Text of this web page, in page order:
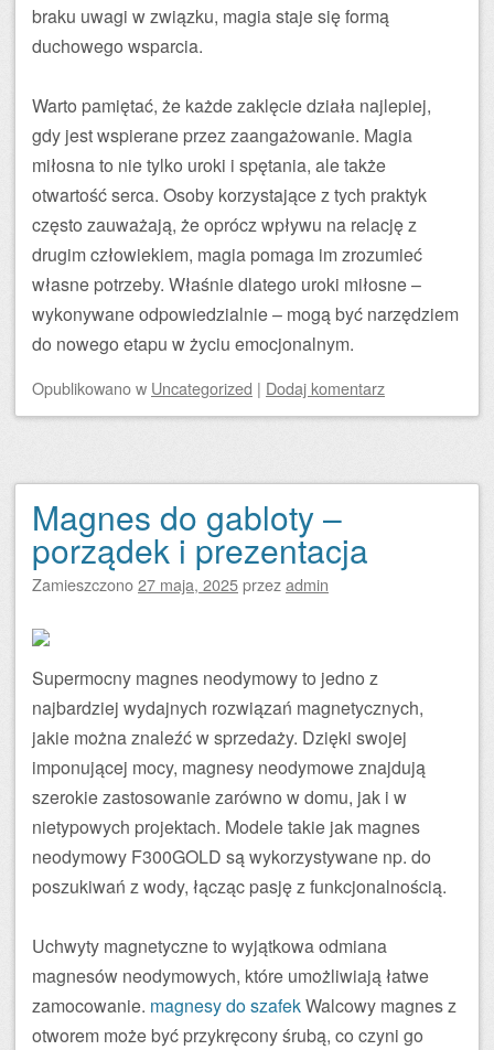
braku uwagi w związku, magia staje się formą
duchowego wsparcia.
Warto pamiętać, że każde zaklęcie działa najlepiej,
gdy jest wspierane przez zaangażowanie. Magia
miłosna to nie tylko uroki i spętania, ale także
otwartość serca. Osoby korzystające z tych praktyk
często zauważają, że oprócz wpływu na relację z
drugim człowiekiem, magia pomaga im zrozumieć
własne potrzeby. Właśnie dlatego uroki miłosne –
wykonywane odpowiedzialnie – mogą być narzędziem
do nowego etapu w życiu emocjonalnym.
Opublikowanow Uncategorized | Dodaj komentarz
Magnes do gabloty –
porządek i prezentacja
Zamieszczono27 maja, 2025przezadmin
Supermocny magnes neodymowy to jedno z
najbardziej wydajnych rozwiązań magnetycznych,
jakie można znaleźć w sprzedaży. Dzięki swojej
imponującej mocy, magnesy neodymowe znajdują
szerokie zastosowanie zarówno w domu, jak i w
nietypowych projektach. Modele takie jak magnes
neodymowy F300GOLD są wykorzystywane np. do
poszukiwań z wody, łącząc pasję z funkcjonalnością.
Uchwyty magnetyczne to wyjątkowa odmiana
magnesów neodymowych, które umożliwiają łatwe
zamocowanie. magnesy do szafekWalcowy magnes z
otworem może być przykręcony śrubą, co czyni go